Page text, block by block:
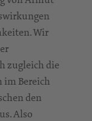
Wir
zugleich die
im Bereich
den
Also